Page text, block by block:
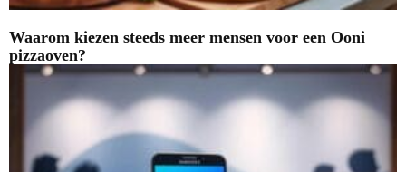
Waarom kiezen steeds meer mensen voor een Ooni
pizzaoven?